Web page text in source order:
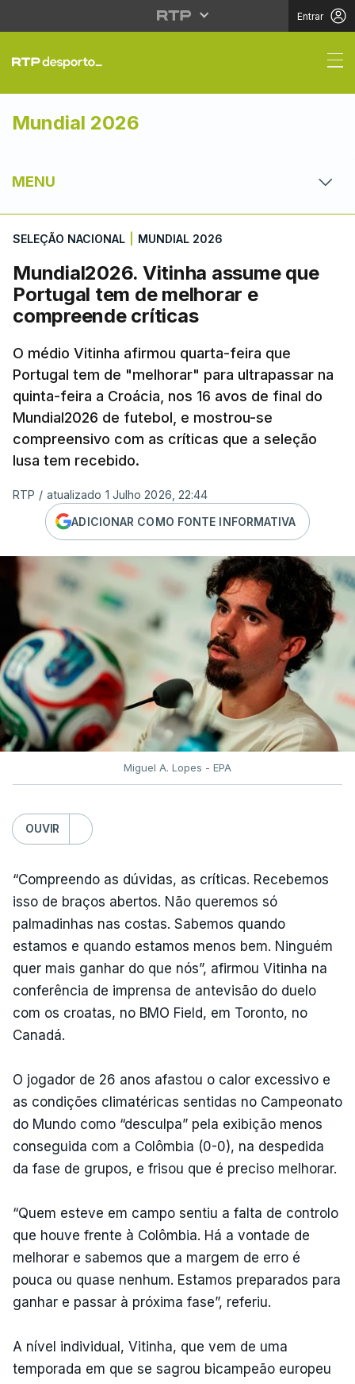
Entrar
Mundial2026. Vitinha
Mundial 2026
MENU
SELEÇÃO NACIONAL MUNDIAL 2026
Mundial2026. Vitinha assume que
Portugal tem de melhorar e
compreende críticas
O médio Vitinha afirmou quarta-feira que
Portugal tem de "melhorar" para ultrapassar na
quinta-feira a Croácia, nos 16 avos de final do
Mundial2026 de futebol, e mostrou-se
compreensivo com as críticas que a seleção
lusa tem recebido.
RTP / atualizado 1 Julho 2026, 22:44
ADICIONAR COMO FONTE INFORMATIVA
Miguel A. Lopes - EPA
OUVIR
“Compreendo as dúvidas, as críticas. Recebemos
isso de braços abertos. Não queremos só
palmadinhas nas costas. Sabemos quando
estamos e quando estamos menos bem. Ninguém
quer mais ganhar do que nós”, afirmou Vitinha na
conferência de imprensa de antevisão do duelo
com os croatas, no BMO Field, em Toronto, no
Canadá.
O jogador de 26 anos afastou o calor excessivo e
as condições climatéricas sentidas no Campeonato
do Mundo como “desculpa” pela exibição menos
conseguida com a Colômbia (0-0), na despedida
da fase de grupos, e frisou que é preciso melhorar.
“Quem esteve em campo sentiu a falta de controlo
que houve frente à Colômbia. Há a vontade de
melhorar e sabemos que a margem de erro é
pouca ou quase nenhum. Estamos preparados para
ganhar e passar à próxima fase”, referiu.
A nível individual, Vitinha, que vem de uma
temporada em que se sagrou bicampeão europeu